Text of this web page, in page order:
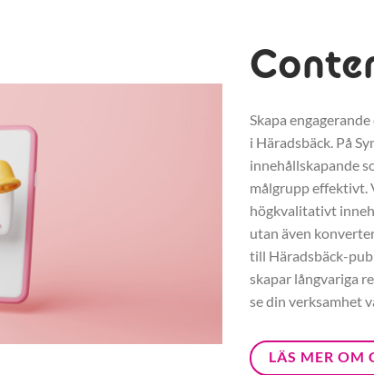
Skapa
i Häradsbäck. På
innehållskapande
målgrupp effektivt.
högkvalitativt
utan även
till Häradsbäck-
skapar långvariga
se din verksamhet
LÄS MER OM